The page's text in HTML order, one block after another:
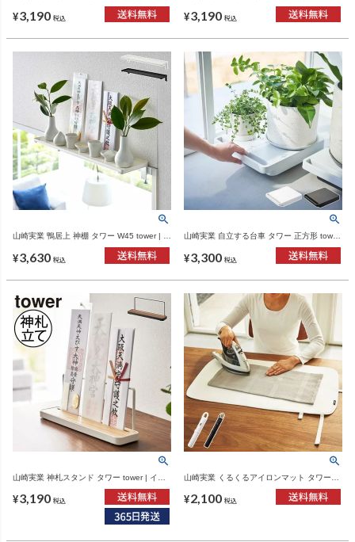
ズ
¥3,190 税込
シリーズ
¥3,190 税込
山崎実業 鴨居上 神棚 タワー W45 tower | イ
ンテリア雑貨・タワーシリーズ
¥3,630 税込
山崎実業 自立する台車 タワー 正方形 tower
| インテリア雑貨・タワーシリーズ
¥3,300 税込
山崎実業 神札スタンド タワー tower | イン
¥3,190 税込
山崎実業 くるくるアイロンマット タワー
¥2,100 税込